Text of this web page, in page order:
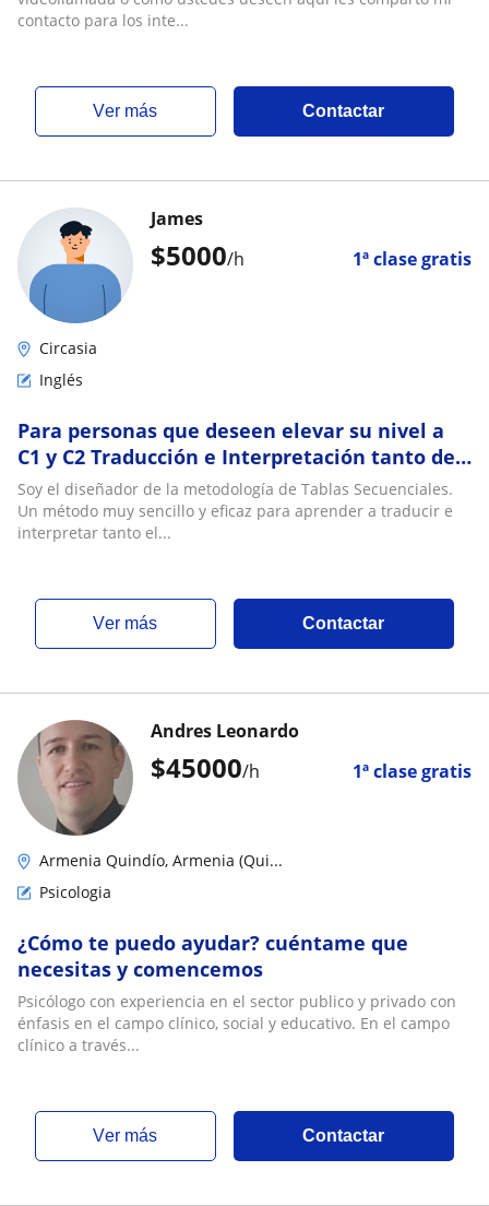
contacto para los inte...
ver más Contactar
$5000/h 1ª clase gratis
James
Circasia
Inglés
Para personas que deseen elevar su nivel a
C1 y C2 Traducción e Interpretación tanto del
Inglés como del Hebreo
Soy el diseñador de la metodología de Tablas Secuenciales.
Un método muy sencillo y eficaz para aprender a traducir e
interpretar tanto el...
ver más Contactar
$45000/h 1ª clase gratis
Andres Leonardo
Armenia Quindío, Armenia (Qui...
Psicologia
¿Cómo te puedo ayudar? cuéntame que
necesitas y comencemos
Psicólogo con experiencia en el sector publico y privado con
énfasis en el campo clínico, social y educativo. En el campo
clínico a través...
ver más Contactar